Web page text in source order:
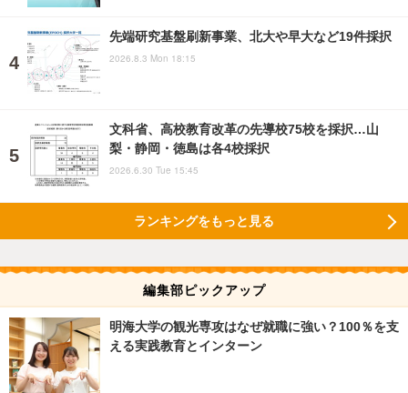
先端研究基盤刷新事業、北大や早大など19件採択
2026.8.3 Mon 18:15
文科省、高校教育改革の先導校75校を採択…山
梨・静岡・徳島は各4校採択
2026.6.30 Tue 15:45
ランキングをもっと見る
編集部ピックアップ
明海大学の観光専攻はなぜ就職に強い？100％を支
える実践教育とインターン